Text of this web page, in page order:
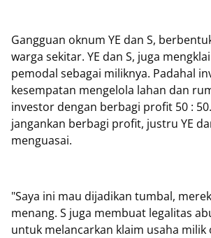
Gangguan oknum YE dan S,
warga sekitar. YE dan S, juga
pemodal sebagai miliknya. Padahal
kesempatan mengelola lahan dan
investor dengan berbagi profit 50 :
jangankan berbagi profit, justru YE
menguasai.
"Saya ini mau dijadikan tumbal,
menang. S juga membuat legalitas
untuk melancarkan klaim usaha milik